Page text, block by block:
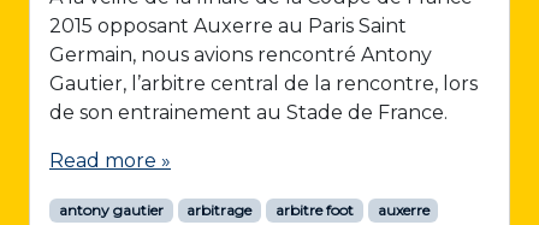
2015 opposant Auxerre au Paris Saint
Germain, nous avions rencontré Antony
Gautier, l’arbitre central de la rencontre, lors
de son entrainement au Stade de France.
Read more »
antony gautier arbitrage arbitre foot
auxerre